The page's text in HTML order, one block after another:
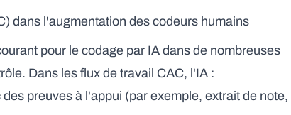
dans l'augmentation des codeurs humains
pour le codage par IA dans de nombreuses
Dans les flux de travail CAC, l'IA :
preuves à l'appui (par exemple, extrait de note,